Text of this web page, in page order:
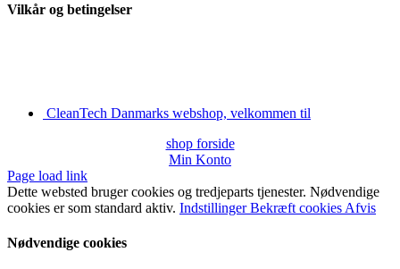
Vilkår og betingelser
CleanTech Danmarks webshop, velkommen til
shop forside
Min Konto
Page load link
Dette websted bruger cookies og tredjeparts tjenester. Nødvendige
cookies er som standard aktiv. IndstillingerBekræft cookies Afvis
Nødvendige cookies